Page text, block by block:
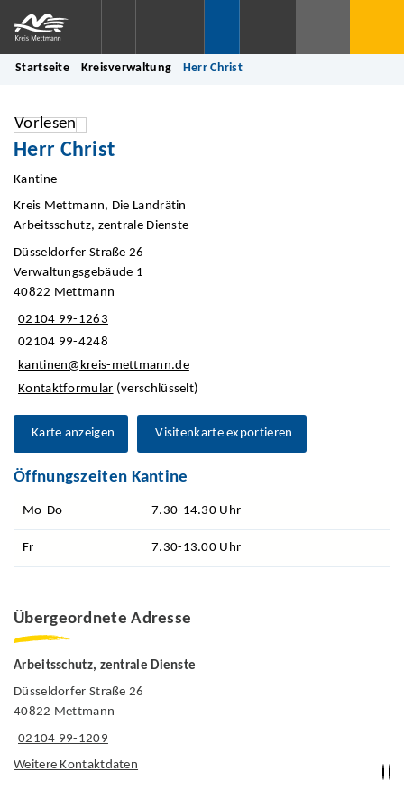
Startseite Kreisverwaltung Herr Christ
Vorlesen
Herr Christ
Kantine
Kreis Mettmann, Die Landrätin
Arbeitsschutz, zentrale Dienste
Düsseldorfer Straße 26
Verwaltungsgebäude 1
40822 Mettmann
02104 99-1263
02104 99-4248
kantinen@kreis-mettmann.de
Kontaktformular (verschlüsselt)
Karte anzeigen Visitenkarte exportieren
Öffnungszeiten Kantine
Mo-Do 7.30-14.30 Uhr
Fr 7.30-13.00 Uhr
Übergeordnete Adresse
Arbeitsschutz, zentrale Dienste
Düsseldorfer Straße 26
40822 Mettmann
02104 99-1209
Weitere Kontaktdaten